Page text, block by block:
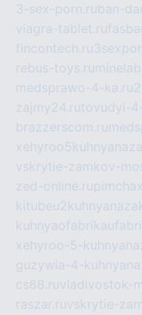
3-sex-porn.ruban-
viagra-tablet.ru
fincontech.ru
rebus-toys.ru
medsprawo-4-ka.ru
zajmy24.rutovudyi-
brazzerscom.ru
vskrytie-zamkov-
zed-online.ru
xehyroo-5-
guzywia-4-
cs68.ruvladivostok-
raszar.ruvskrytie-